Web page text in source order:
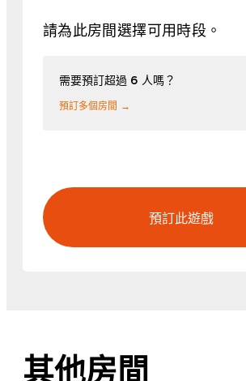
請為此房間選擇可用時段。
需要預訂超過 6 人嗎？
預訂多個房間 →
預訂此遊戲
其他房間